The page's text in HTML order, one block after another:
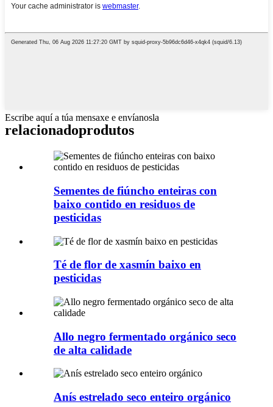
Escribe aquí a túa mensaxe e envíanosla
relacionadoprodutos
Sementes de fiúncho enteiras con
baixo contido en residuos de
pesticidas
Té de flor de xasmín baixo en
pesticidas
Allo negro fermentado orgánico seco
de alta calidade
Anís estrelado seco enteiro orgánico